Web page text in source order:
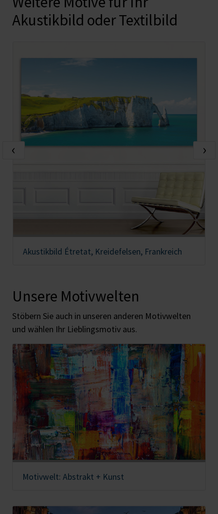
Akustikbild oder Textilbild
Akustikbild Étretat, Kreidefelsen, Frankreich
‹ ›
Unsere Motivwelten
Stöbern Sie auch in unseren anderen Motivwelten
und wählen Ihr Lieblingsmotiv aus.
Motivwelt: Abstrakt + Kunst